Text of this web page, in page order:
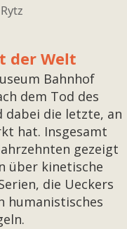
der Welt
Bahnhof
dem Tod des
dabei die letzte, an
hat. Insgesamt
gezeigt
über kinetische
die Ueckers
humanistisches